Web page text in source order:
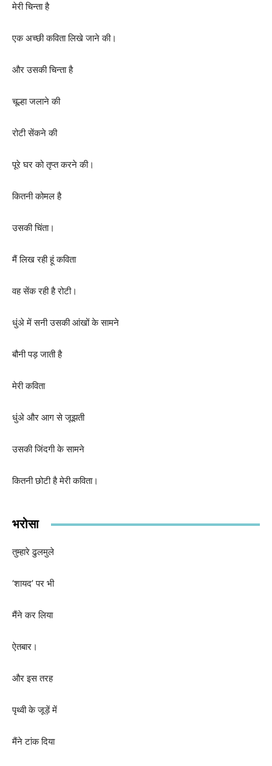
मेरी चिन्ता है
एक अच्छी कविता लिखे जाने की।
और उसकी चिन्ता है
चूल्हा जलाने की
रोटी सेंकने की
पूरे घर को तृप्त करने की।
कितनी कोमल है
उसकी चिंता।
मैं लिख रही हूं कविता
वह सेंक रही है रोटी।
धुंअे में सनी उसकी आंखों के सामने
बौनी पड़ जाती है
मेरी कविता
धुंअे और आग से जूझती
उसकी जिंदगी के सामने
कितनी छोटी है मेरी कविता।
भरोसा
तुम्हारे ढुलमुले
‘शायद’ पर भी
मैंने कर लिया
ऐतबार।
और इस तरह
पृथ्वी के जूड़ें में
मैंने टांक दिया